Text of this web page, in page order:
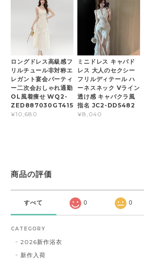
ロングドレス高級感フ
リルチュール非対称エ
レガント宴会パーティ
ー二次会おしゃれ通勤
OL風着痩せ WQ2-
ZED887030GT415
¥10,680
ミニドレス キャバド
レス 大人のセクシー
フリルディテール ハ
ーネスネック Vライン
透け感 キャバクラ風
指名 JC2-DD5482
¥8,040
商品の評価
すべて 0 0
CATEGORY
2026新作浴衣
新作入荷